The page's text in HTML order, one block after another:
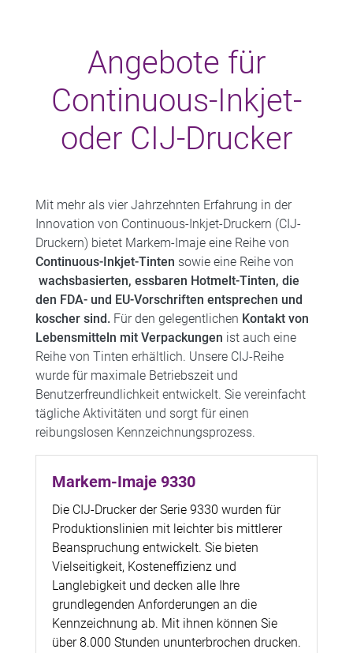
Angebote für
Continuous-Inkjet-
oder CIJ-Drucker
Mit mehr als vier Jahrzehnten Erfahrung in der
Innovation von Continuous-Inkjet-Druckern (CIJ-
Druckern) bietet Markem-Imaje eine Reihe von
Continuous-Inkjet-Tinten sowie eine Reihe von
wachsbasierten, essbaren Hotmelt-Tinten, die
den FDA- und EU-Vorschriften entsprechen und
koscher sind. Für den gelegentlichen Kontakt von
Lebensmitteln mit Verpackungen ist auch eine
Reihe von Tinten erhältlich. Unsere CIJ-Reihe
wurde für maximale Betriebszeit und
Benutzerfreundlichkeit entwickelt. Sie vereinfacht
tägliche Aktivitäten und sorgt für einen
reibungslosen Kennzeichnungsprozess.
Markem-Imaje 9330
Die CIJ-Drucker der Serie 9330 wurden für
Produktionslinien mit leichter bis mittlerer
Beanspruchung entwickelt. Sie bieten
Vielseitigkeit, Kosteneffizienz und
Langlebigkeit und decken alle Ihre
grundlegenden Anforderungen an die
Kennzeichnung ab. Mit ihnen können Sie
über 8.000 Stunden ununterbrochen drucken.